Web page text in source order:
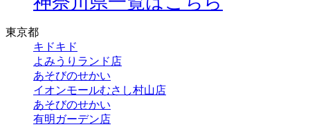
東京都
キドキド
よみうりランド店
あそびのせかい
イオンモールむさし村山店
あそびのせかい
有明ガーデン店